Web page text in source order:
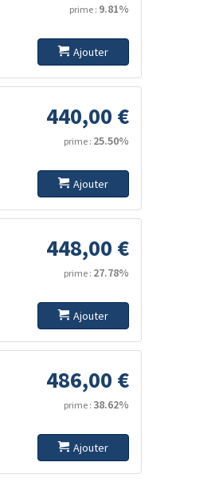
prime : 9.81%
Ajouter
440,00 €
prime : 25.50%
Ajouter
448,00 €
prime : 27.78%
Ajouter
486,00 €
prime : 38.62%
Ajouter